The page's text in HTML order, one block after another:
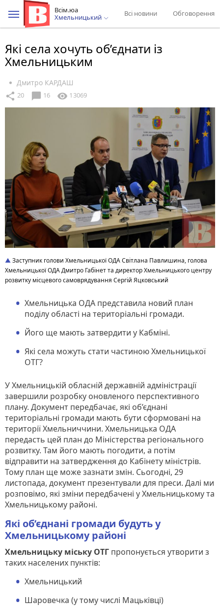
Всім.юа
Хмельницький
Всі новини Обговорення
Які села хочуть об’єднати із
Хмельницьким
Дмитро КАРДАШ
share 20 chat_bubble 16 visibility 13069
Заступник голови Хмельницької ОДА Світлана Павлишина, голова
Хмельницької ОДА Дмитро Габінет та директор Хмельницького центру
розвитку місцевого самоврядування Сергій Яцковський
Хмельницька ОДА представила новий план
поділу області на територіальні громади.
Його ще мають затвердити у Кабміні.
Які села можуть стати частиною Хмельницької
ОТГ?
У Хмельницькій обласній державній адміністрації
завершили розробку оновленого перспективного
плану. Документ передбачає, які об’єднані
територіальні громади мають бути сформовані на
території Хмельниччини. Хмельницька ОДА
передасть цей план до Міністерства регіонального
розвитку. Там його мають погодити, а потім
відправити на затвердження до Кабінету міністрів.
Тому план ще може зазнати змін. Сьогодні, 29
листопада, документ презентували для преси. Далі ми
розповімо, які зміни передбачені у Хмельницькому та
Хмельницькому районі.
Які об’єднані громади будуть у
Хмельницькому районі
Хмельницьку міську ОТГ пропонується утворити з
таких населених пунктів:
Хмельницький
Шаровечка (у тому числі Мацьківці)